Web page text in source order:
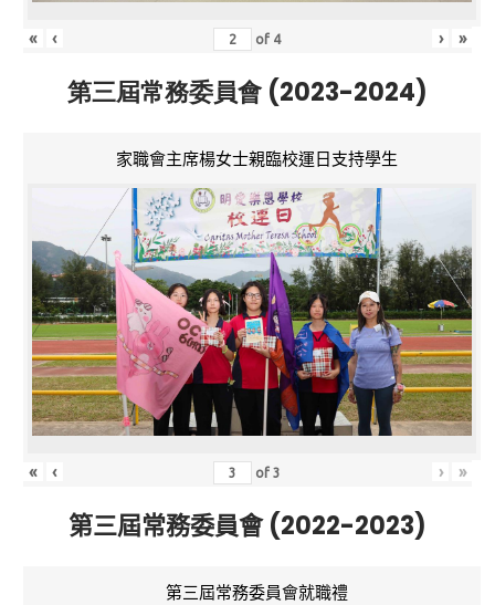
« ‹ of 4 › »
第三屆常務委員會 (2023-2024)
家職會主席楊女士親臨校運日支持學生
« ‹ of3 › »
第三屆常務委員會 (2022-2023)
第三屆常務委員會就職禮